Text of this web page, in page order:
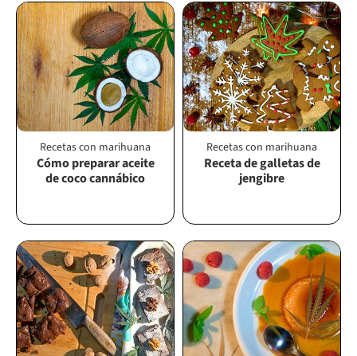
Recetas con marihuana
Cómo preparar aceite
de coco cannábico
Recetas con marihuana
Receta de galletas de
jengibre